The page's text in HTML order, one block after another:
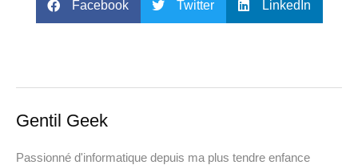
Facebook Twitter LinkedIn
Gentil Geek
Passionné d'informatique depuis ma plus tendre enfance